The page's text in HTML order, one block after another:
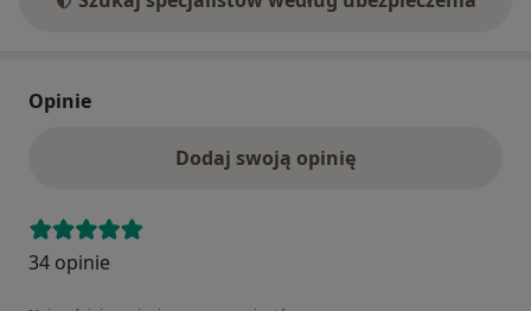
Opinie
Dodaj swoją opinię
34 opinie